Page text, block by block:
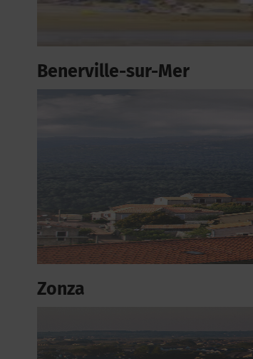
Benerville-sur-Mer
Zonza